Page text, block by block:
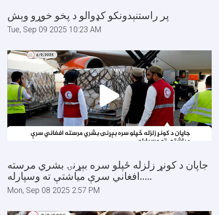
پر راستنېدونکو کډوالو د پخو خوړو وېش
Tue, Sep 09 2025 10:23 AM
جاپان د کونړ زلزله ځپلو سره بېړنۍ بشري مرسته
افغاني سرې میاشتې ته وسپارله.....
Mon, Sep 08 2025 2:57 PM